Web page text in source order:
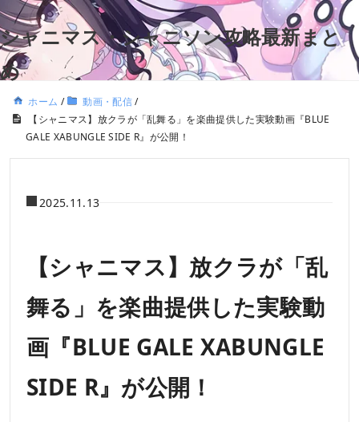
シャニマス・シャニソン攻略最新まと
め
ホーム / 動画・配信/
【シャニマス】放クラが「乱舞る」を楽曲提供した実験動画『BLUE
GALE XABUNGLE SIDE R』が公開！
2025.11.13
【シャニマス】放クラが「乱
舞る」を楽曲提供した実験動
画『BLUE GALE XABUNGLE
SIDE R』が公開！